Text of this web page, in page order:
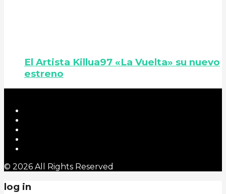
El Artista Killua97 «La Vuelta» su nuevo
estreno
© 2026 All Rights Reserved
log in